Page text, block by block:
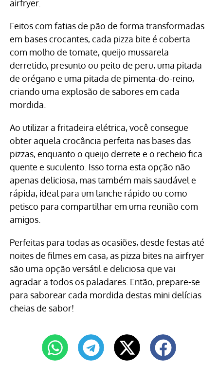
airfryer.
Feitos com fatias de pão de forma transformadas
em bases crocantes, cada pizza bite é coberta
com molho de tomate, queijo mussarela
derretido, presunto ou peito de peru, uma pitada
de orégano e uma pitada de pimenta-do-reino,
criando uma explosão de sabores em cada
mordida.
Ao utilizar a fritadeira elétrica, você consegue
obter aquela crocância perfeita nas bases das
pizzas, enquanto o queijo derrete e o recheio fica
quente e suculento. Isso torna esta opção não
apenas deliciosa, mas também mais saudável e
rápida, ideal para um lanche rápido ou como
petisco para compartilhar em uma reunião com
amigos.
Perfeitas para todas as ocasiões, desde festas até
noites de filmes em casa, as pizza bites na airfryer
são uma opção versátil e deliciosa que vai
agradar a todos os paladares. Então, prepare-se
para saborear cada mordida destas mini delícias
cheias de sabor!